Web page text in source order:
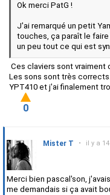
Ok merci PatG !
J'ai remarqué un petit
touches, ça paraît le
un peu tout ce qui est
Ces claviers sont vraiment
Les sons sont très
YPT410 et j'ai finalement
0
Mister T • il y a
Merci bien pascal'son,
me demandais si ça avait